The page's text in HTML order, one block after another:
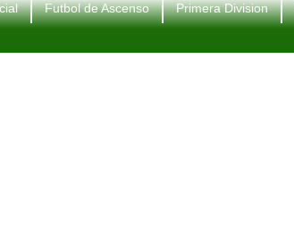
Futbol de Ascenso Primera Division